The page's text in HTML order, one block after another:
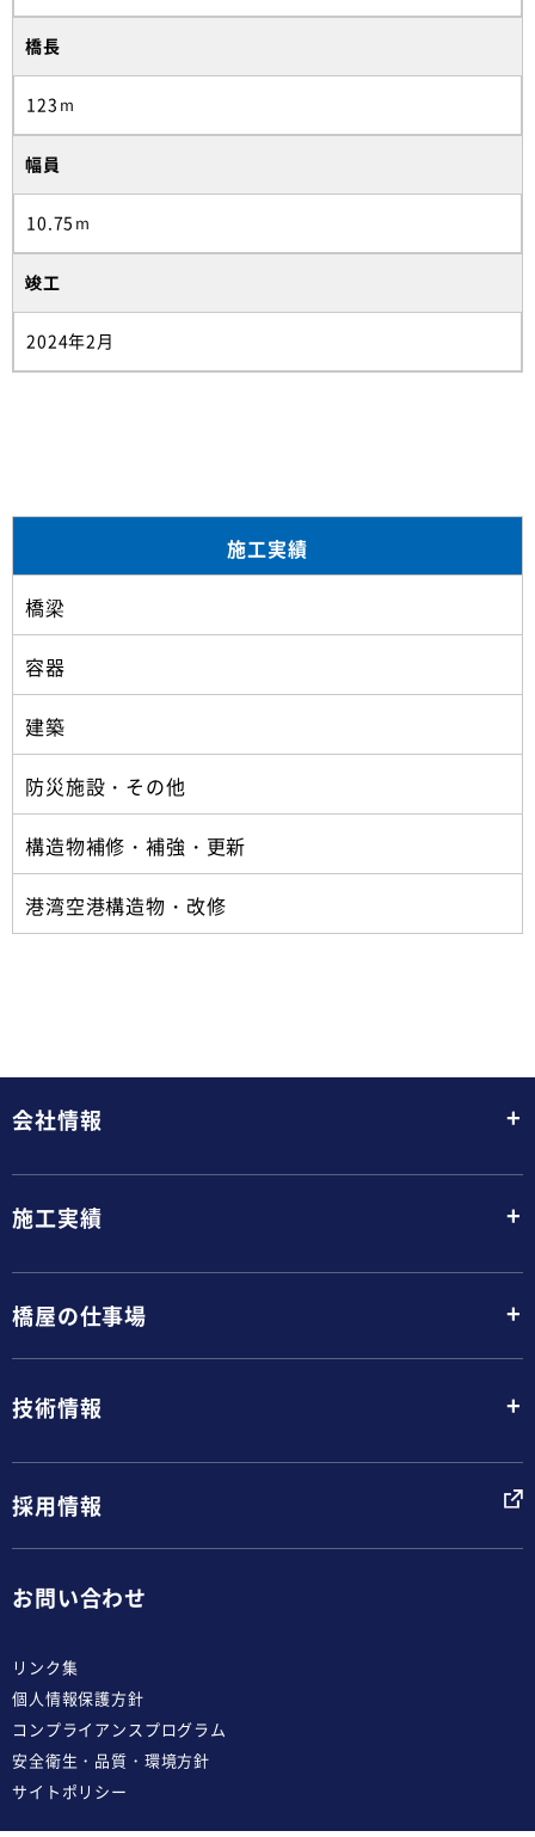
橋長
123ｍ
幅員
10.75ｍ
竣工
2024年2月
施工実績
橋梁
容器
建築
防災施設・その他
構造物補修・補強・更新
港湾空港構造物・改修
会社情報 +
施工実績 +
橋屋の仕事場 +
技術情報 +
採用情報
お問い合わせ
リンク集
個人情報保護方針
コンプライアンスプログラム
安全衛生・品質・環境方針
サイトポリシー